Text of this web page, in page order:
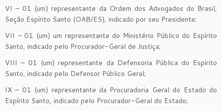
VI – 01 (um) representante da Ordem dos Advogados do Brasil,
Seção Espírito Santo (OAB/ES), indicado por seu Presidente;
VII – 01 (um) um representante do Ministério Público do Espírito
Santo, indicado pelo Procurador-Geral de Justiça;
VIII – 01 (um) representante da Defensoria Pública do Espírito
Santo, indicado pelo Defensor Público Geral;
IX – 01 (um) representante da Procuradoria Geral do Estado do
Espírito Santo, indicado pelo Procurador-Geral do Estado;